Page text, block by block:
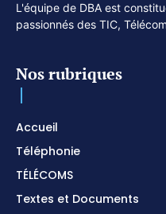
L'équipe de DBA est
passionnés des TIC,
Nos rubriques
Accueil
Téléphonie
TÉLÉCOMS
Textes et Documents